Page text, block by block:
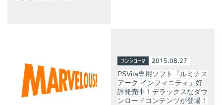
コンシューマ 2015.08.27
PSVita専用ソフト『ルミナス
アーク インフィニティ』好
評発売中！デラックスなダウ
ンロードコンテンツが登場！